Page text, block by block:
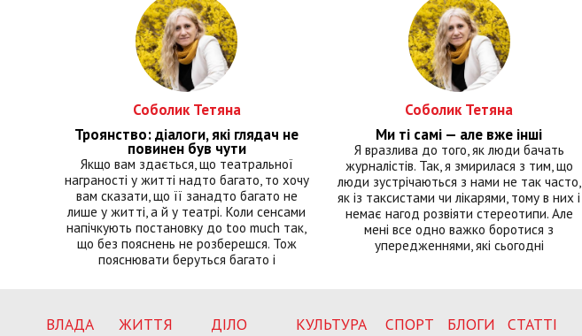
Соболик Тетяна
Троянство: діалоги, які глядач не
повинен був чути
Якщо вам здається, що театральної
награності у житті надто багато, то хочу
вам сказати, що її занадто багато не
лише у житті, а й у театрі. Коли сенсами
напічкують постановку до too much так,
що без пояснень не розберешся. Тож
пояснювати беруться багато і
Соболик Тетяна
Ми ті самі — але вже інші
Я вразлива до того, як люди бачать
журналістів. Так, я змирилася з тим, що
люди зустрічаються з нами не так часто,
як із таксистами чи лікарями, тому в них і
немає нагод розвіяти стереотипи. Але
мені все одно важко боротися з
упередженнями, які сьогодні
ВЛАДА ЖИТТЯ ДІЛО КУЛЬТУРА СПОРТ БЛОГИ СТАТТІ